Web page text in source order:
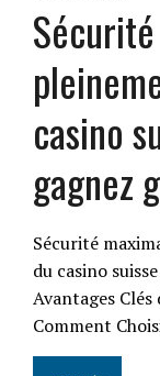
casino
gagnez
Sécurité
du casino
Avantages Clés
Comment